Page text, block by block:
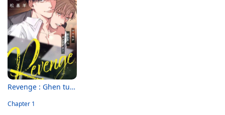
Revenge : Ghen tuông một chút thì có sao?
Chapter 1